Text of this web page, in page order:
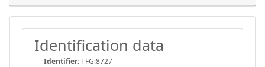
Identification data
Identifier:TFG:8727